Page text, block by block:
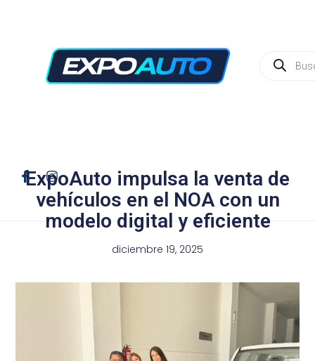
ExpoAuto impulsa la venta de
vehículos en el NOA con un
modelo digital y eficiente
diciembre 19, 2025